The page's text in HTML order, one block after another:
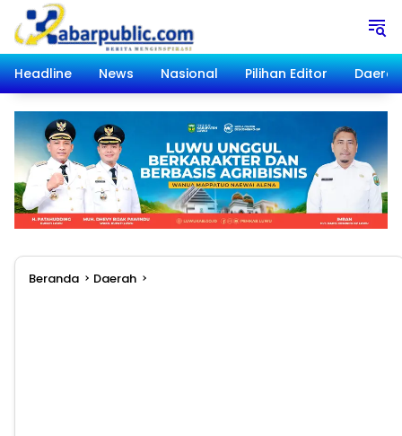
Langsung
konten
Headline
News Nasional Pilihan Editor Daerah
Beranda Daerah